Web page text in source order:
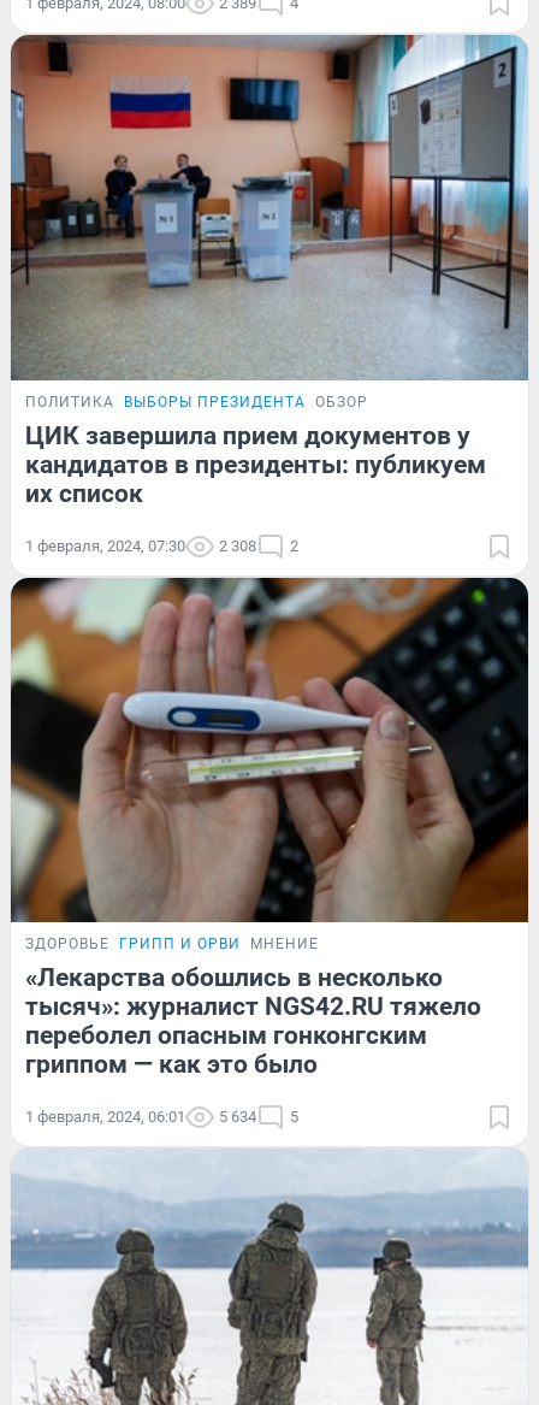
ПОЛИТИКА ВЫБОРЫ ПРЕЗИДЕНТА ОБЗОР
ЦИК завершила прием документов у
кандидатов в президенты: публикуем
их список
1 февраля, 2024, 07:30 2 308 2
ЗДОРОВЬЕ ГРИПП И ОРВИ МНЕНИЕ
«Лекарства обошлись в несколько
тысяч»: журналист NGS42.RU тяжело
переболел опасным гонконгским
гриппом — как это было
1 февраля, 2024, 06:01 5 634 5